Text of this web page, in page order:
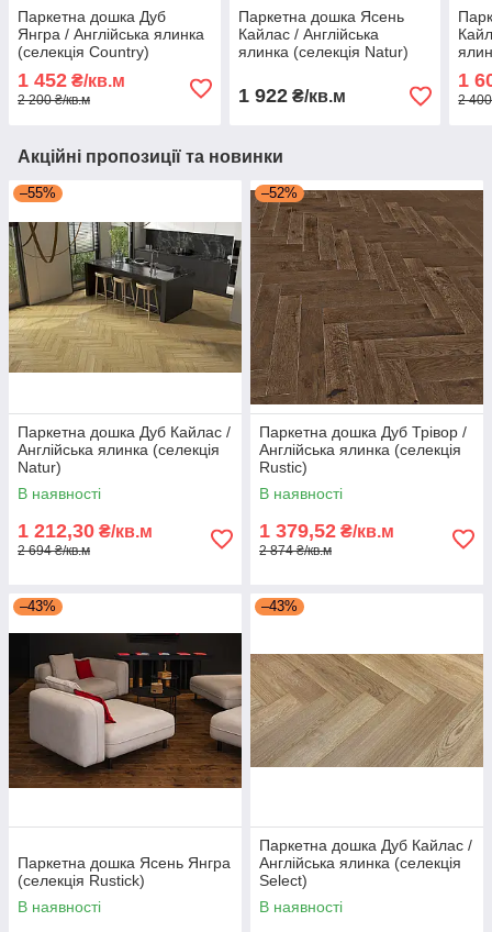
Паркетна дошка Дуб
Янгра / Англійська ялинка
(селекція Country)
1 452 ₴/кв.м
2 200 ₴/кв.м
Паркетна дошка Ясень
Кайлас / Англійська
ялинка (селекція Natur)
1 922₴/кв.м
1
2
Акційні пропозиції та новинки
–55%
Паркетна дошка Дуб Кайлас /
Англійська ялинка (селекція
Natur)
В наявності
1 212,30 ₴/кв.м
2 694 ₴/кв.м
–52%
Паркетна дошка Дуб Трівор /
Англійська ялинка (селекція
Rustic)
В наявності
1 379,52 ₴/кв.м
2 874 ₴/кв.м
–43%
Паркетна дошка Ясень Янгра
(селекція Rustick)
В наявності
–43%
Паркетна дошка Дуб Кайлас /
Англійська ялинка (селекція
Select)
В наявності